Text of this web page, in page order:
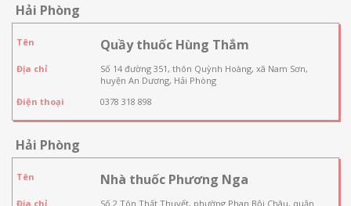
Hải Phòng
Tên Quầy thuốc Hùng Thắm
Địa chỉ
Số 14 đường 351, thôn Quỳnh Hoàng, xã Nam Sơn,
huyện An Dương, Hải Phòng
Điện thoại
0378 318 898
Hải Phòng
Tên Nhà thuốc Phương Nga
Địa chỉ
Số 2 Tôn Thất Thuyết, phường Phan Bội Châu, quận